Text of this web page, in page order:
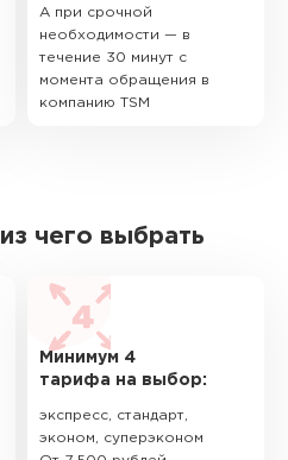
А при срочной
необходимости — в
течение 30 минут с
момента обращения в
компанию TSM
чего выбрать
Минимум 4
тарифа на выбор:
экспресс, стандарт,
эконом, суперэконом